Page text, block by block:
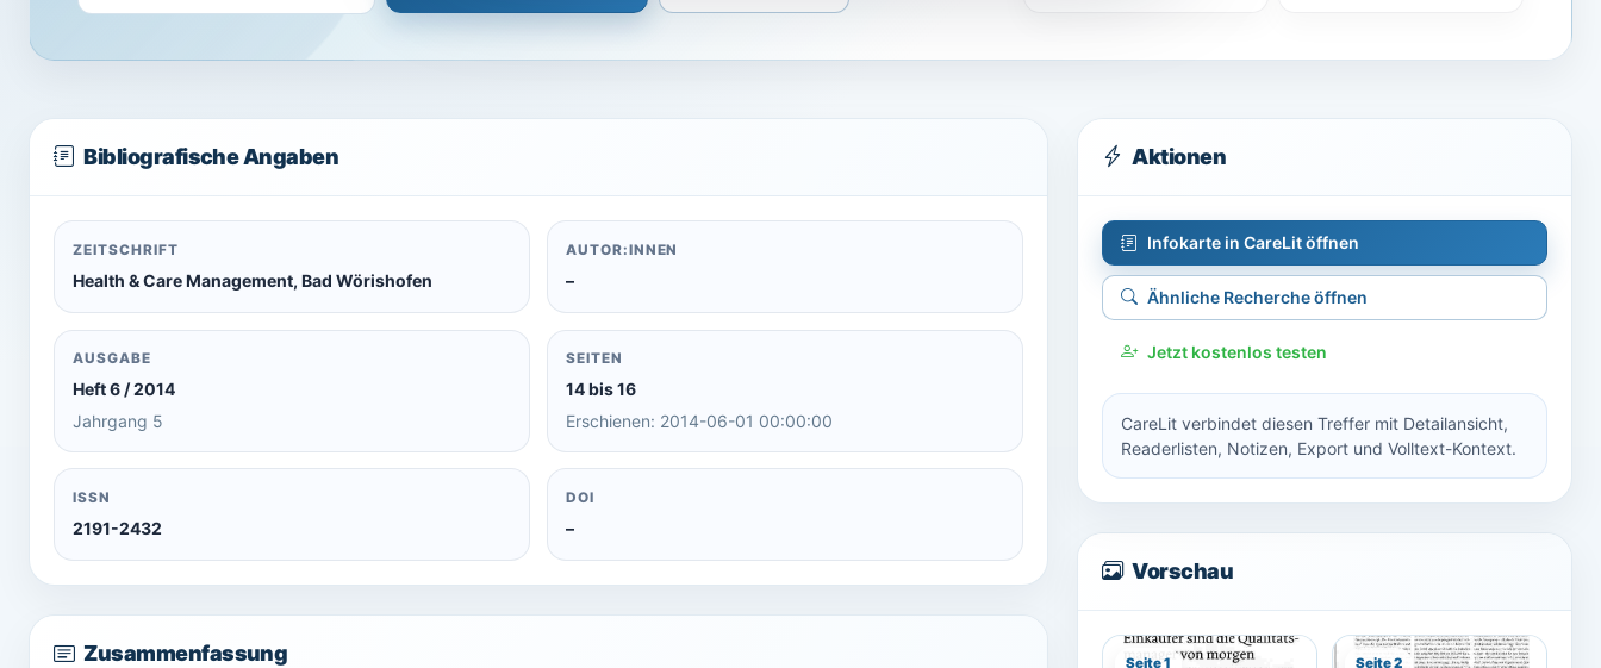
Bibliografische Angaben
ZEITSCHRIFT
Health & Care Management, Bad Wörishofen
AUTOR:INNEN
–
AUSGABE
Heft 6 / 2014
Jahrgang 5
SEITEN
14 bis 16
Erschienen: 2014-06-01 00:00:00
ISSN
2191-2432
DOI
–
Zusammenfassung
Aktionen
Infokarte in CareLit öffnen
Ähnliche Recherche öffnen
Jetzt kostenlos testen
CareLit verbindet diesen Treffer mit Detailansicht,
Readerlisten, Notizen, Export und Volltext-Kontext.
Vorschau
Seite 1 Seite 2